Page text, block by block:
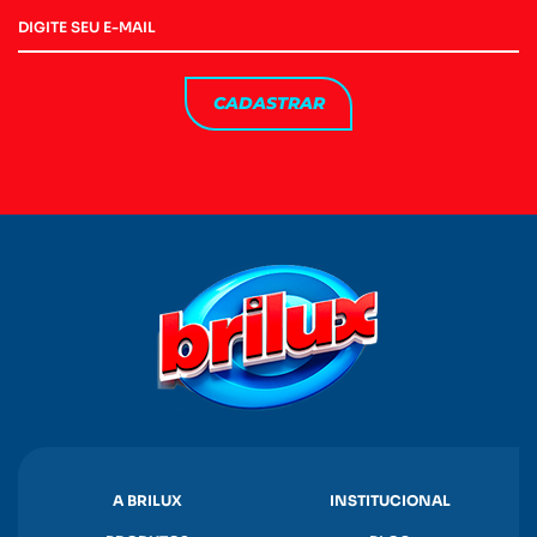
CADASTRAR
A BRILUX INSTITUCIONAL